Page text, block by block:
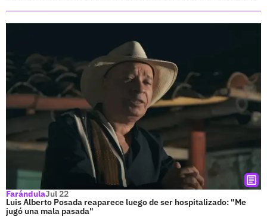
FarándulaJul 22
Luis Alberto Posada reaparece luego de ser hospitalizado: "Me
jugó una mala pasada"